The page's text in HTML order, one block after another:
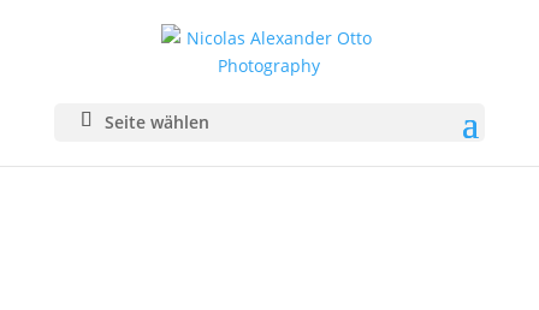
Seite wählen